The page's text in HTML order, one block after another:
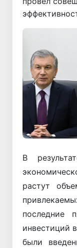
Назад
В
растут
последние
инвестиций
были